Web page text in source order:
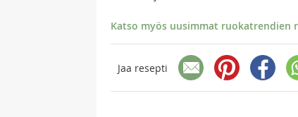
Katso myös uusimmat ruokatrendien
Jaa resepti